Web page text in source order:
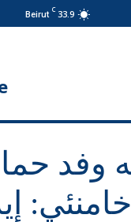
33.9
C
Beirut
وفد